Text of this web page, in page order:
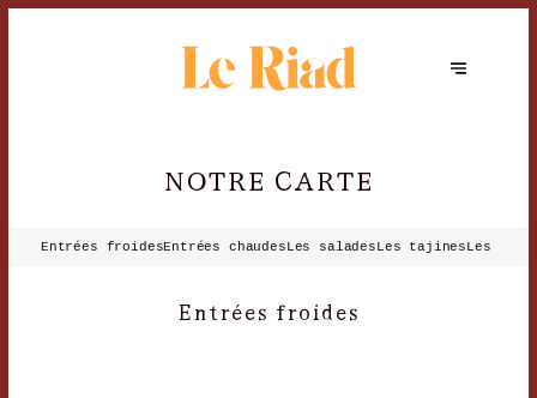
NOTRE CARTE
Entrées froidesEntrées chaudesLes saladesLes tajinesLes
Entrées froides